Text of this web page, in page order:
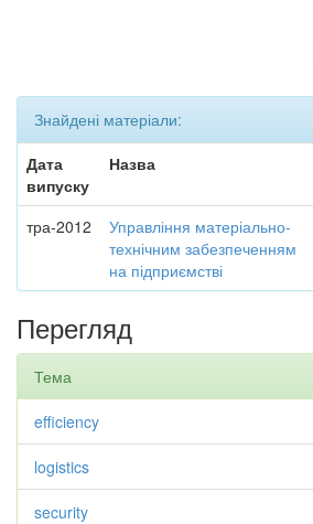
Знайдені матеріали:
Дата
випуску
Назва
тра-2012
Управління матеріально-
технічним забезпеченням
на підприємстві
Перегляд
Тема
efficiency
logistics
security